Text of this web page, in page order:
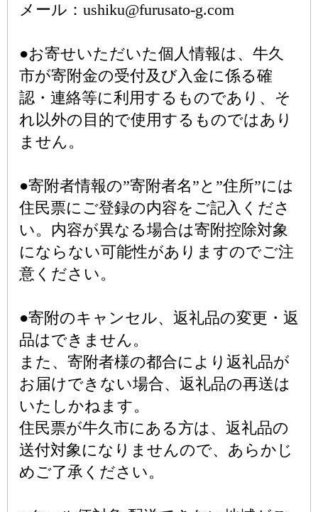
メール：ushiku@furusato-g.com
●お寄せいただいた個人情報は、牛久
市が寄附金の受付及び入金に係る確
認・連絡等に利用するものであり、そ
れ以外の目的で使用するものではあり
ません。
●寄附者情報の”寄附者名”と”住所”には
住民票にご登録の内容をご記入くださ
い。内容が異なる場合は寄附控除対象
にならない可能性がありますのでご注
意ください。
●寄附のキャンセル、返礼品の変更・返
品はできません。
また、寄附者様の都合により返礼品が
お届けできない場合、返礼品の再送は
いたしかねます。
住民票が牛久市にある方は、返礼品の
送付対象になりませんので、あらかじ
めご了承ください。